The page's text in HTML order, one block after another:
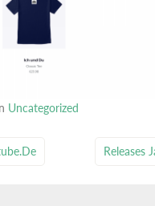
Uncategorized
Releases